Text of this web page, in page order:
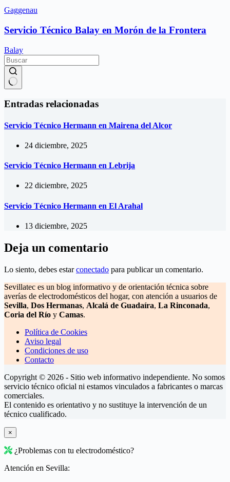
Gaggenau
Servicio Técnico Balay en Morón de la Frontera
Balay
resultados
Entradas relacionadas
Servicio Técnico Hermann en Mairena del Alcor
24 diciembre, 2025
Servicio Técnico Hermann en Lebrija
22 diciembre, 2025
Servicio Técnico Hermann en El Arahal
13 diciembre, 2025
Deja un comentario
Lo siento, debes estarconectado para publicar un comentario.
Sevillatec es un blog informativo y de orientación técnica sobre
averías de electrodomésticos del hogar, con atención a usuarios de
Sevilla, Dos Hermanas, Alcalá de Guadaíra, La Rinconada,
Coria del Río y Camas.
Política de Cookies
Aviso legal
Condiciones de uso
Contacto
Copyright © 2026 - Sitio web informativo independiente. No somos
servicio técnico oficial ni estamos vinculados a fabricantes o marcas
comerciales.
El contenido es orientativo y no sustituye la intervención de un
técnico cualificado.
×
¿Problemas con tu electrodoméstico?
Atención en Sevilla: